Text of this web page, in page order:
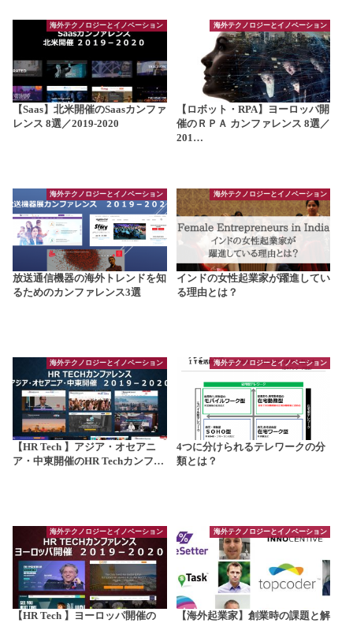
海外テクノロジーとイノベーション
【Saas】北米開催のSaasカンファ
レンス 8選／2019-2020
海外テクノロジーとイノベーション
【ロボット・RPA】ヨーロッパ開
催のＲＰＡ カンファレンス 8選／
201…
海外テクノロジーとイノベーション
放送通信機器の海外トレンドを知
るためのカンファレンス3選
海外テクノロジーとイノベーション
インドの女性起業家が躍進してい
る理由とは？
海外テクノロジーとイノベーション
【HR Tech 】アジア・オセアニ
ア・中東開催のHR Techカンフ…
海外テクノロジーとイノベーション
4つに分けられるテレワークの分
類とは？
海外テクノロジーとイノベーション
【HR Tech 】ヨーロッパ開催の
海外テクノロジーとイノベーション
【海外起業家】創業時の課題と解